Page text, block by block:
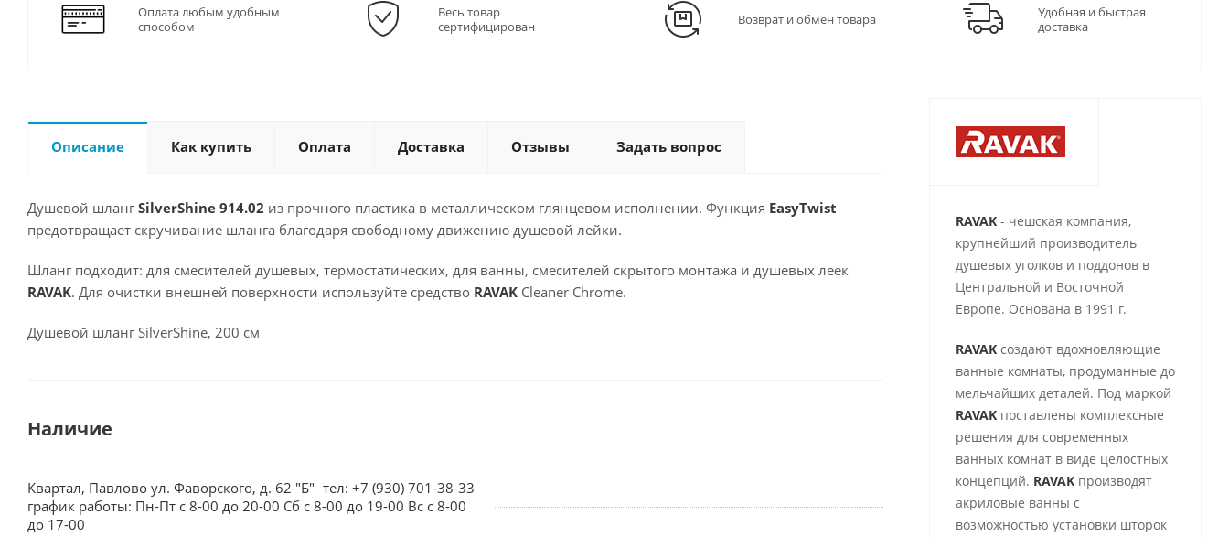
Оплата любым удобным
способом
Весь товар
сертифицирован
Возврат и обмен товара
Удобная и быстрая
доставка
Описание Как купить Оплата Доставка Отзывы Задать вопрос
Душевой шланг SilverShine 914.02 из прочного пластика в металлическом глянцевом исполнении. Функция EasyTwist
предотвращает скручивание шланга благодаря свободному движению душевой лейки.
Шланг подходит: для смесителей душевых, термостатических, для ванны, смесителей скрытого монтажа и душевых леек
RAVAK. Для очистки внешней поверхности используйте средство RAVAK Cleaner Chrome.
Душевой шланг SilverShine, 200 см
Наличие
Квартал, Павлово ул. Фаворского, д. 62 "Б" тел: +7 (930) 701-38-33
график работы: Пн-Пт с 8-00 до 20-00 Сб с 8-00 до 19-00 Вс с 8-00
до 17-00
RAVAK- чешская компания,
крупнейший производитель
душевых уголков и поддонов в
Центральной и Восточной
Европе. Основана в 1991 г.
RAVAKсоздают вдохновляющие
ванные комнаты, продуманные до
мельчайших деталей. Под маркой
RAVAKпоставлены комплексные
решения для современных
ванных комнат в виде целостных
концепций. RAVAKпроизводят
акриловые ванны с
возможностью установки шторок